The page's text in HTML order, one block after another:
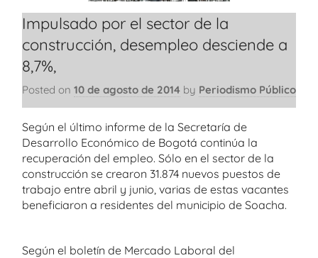
Impulsado por el sector de la
construcción, desempleo desciende a
8,7%,
Posted on 10 de agosto de 2014 by Periodismo Público
Según el último informe de la Secretaría de
Desarrollo Económico de Bogotá continúa la
recuperación del empleo. Sólo en el sector de la
construcción se crearon 31.874 nuevos puestos de
trabajo entre abril y junio, varias de estas vacantes
beneficiaron a residentes del municipio de Soacha.
Según el boletín de Mercado Laboral del